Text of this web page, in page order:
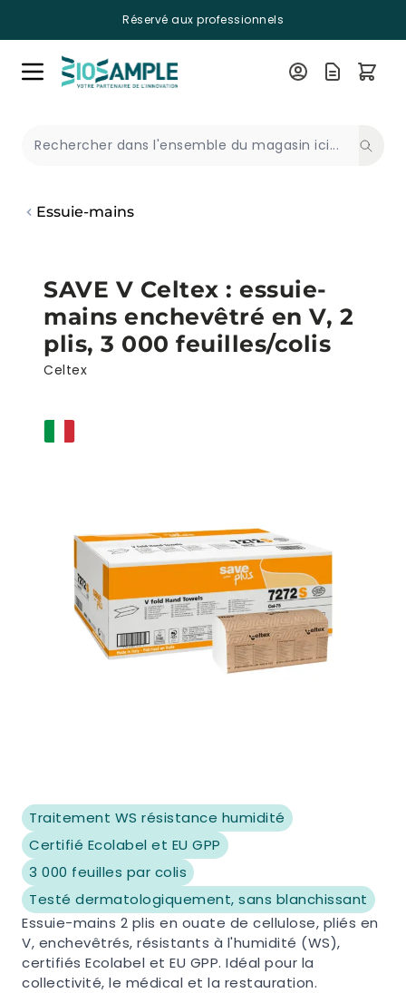
Réservé aux professionnels
Essuie-mains
SAVE V Celtex : essuie-
mains enchevêtré en V, 2
plis, 3 000 feuilles/colis
Celtex
Traitement WS résistance humidité
Certifié Ecolabel et EU GPP
3 000 feuilles par colis
Testé dermatologiquement, sans blanchissant
Essuie-mains 2 plis en ouate de cellulose, pliés en
V, enchevêtrés, résistants à l'humidité (WS),
certifiés Ecolabel et EU GPP. Idéal pour la
collectivité, le médical et la restauration.